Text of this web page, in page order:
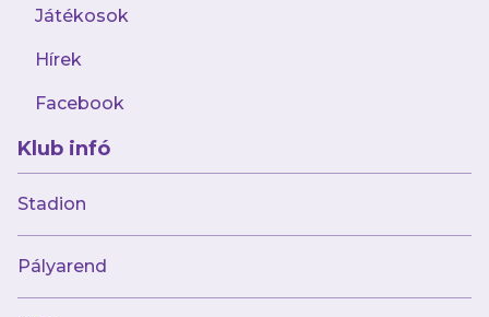
Játékosok
Hírek
Facebook
Klub infó
Stadion
Pályarend
tovább remekel, Ambrose már 6 gólos